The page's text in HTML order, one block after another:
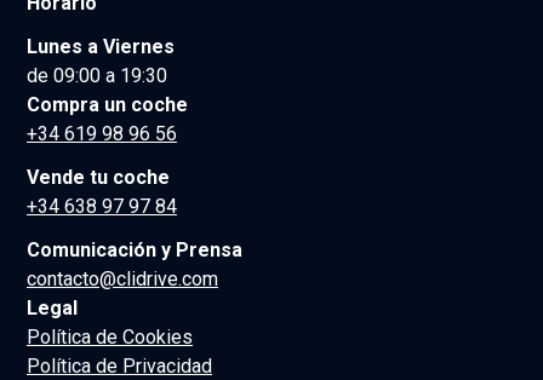
Lunes a Viernes
de 09:00 a 19:30
Compra un coche
+34 619 98 96 56
Vende tu coche
+34 638 97 97 84
Comunicación y Prensa
contacto@clidrive.com
Legal
Política de Cookies
Política de Privacidad